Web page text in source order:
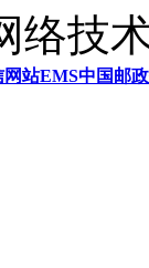
络技
网站EMS中国邮